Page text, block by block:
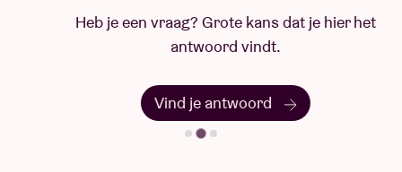
Heb je een vraag? Grote kans dat je hier het
antwoord vindt.
Vind je antwoord